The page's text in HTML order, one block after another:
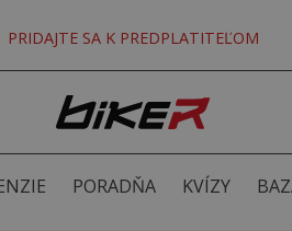
PRIDAJTE SA K PREDPLATITEĽOM
PORADŇA KVÍZY